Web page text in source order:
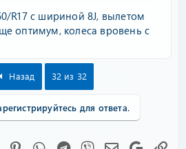
R17 с шириной 8J, вылетом
оптимум, колеса вровень с
Назад 32 из 32
для ответа.
FacebookPinterestWhatsAppTelegram
Viber Google